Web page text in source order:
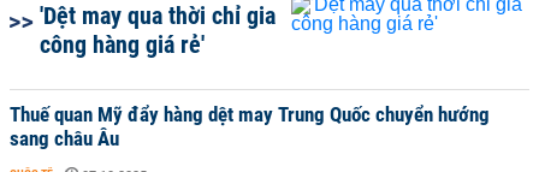
'Dệt may qua thời chỉ gia
công hàng giá rẻ'
Thuế quan Mỹ đẩy hàng dệt may Trung Quốc chuyển hướng
sang châu Âu